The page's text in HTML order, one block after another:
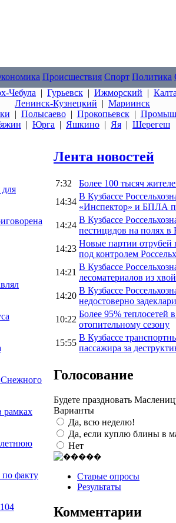
Происшествия Спорт Политика
Чебула | Гурьевск | Ижморский |
Ленинск-Кузнецкий | Мариинск
| Полысаево| Прокопьевск|
| Юрга | Яшкино | Яя | Шерегеш
для
рамках
летнюю
по факту
Лента новостей
7:32
Более 100 тысяч
14:34
В Кузбассе
«Инспектор» и БПЛА
14:24
В Кузбассе
пестицидов на полях
14:23
Новые партии
под контролем
14:21
В Кузбассе
лесоматериалов из
14:20
В Кузбассе
недостоверно
10:22
Более 95% теплосетей
отопительному сезону
15:55
В Кузбассе
пассажира за
Голосование
Будете праздновать
Варианты
Да, всю неделю!
Да, если куплю блины в
Нет
Старые опросы
Результаты
Комментарии